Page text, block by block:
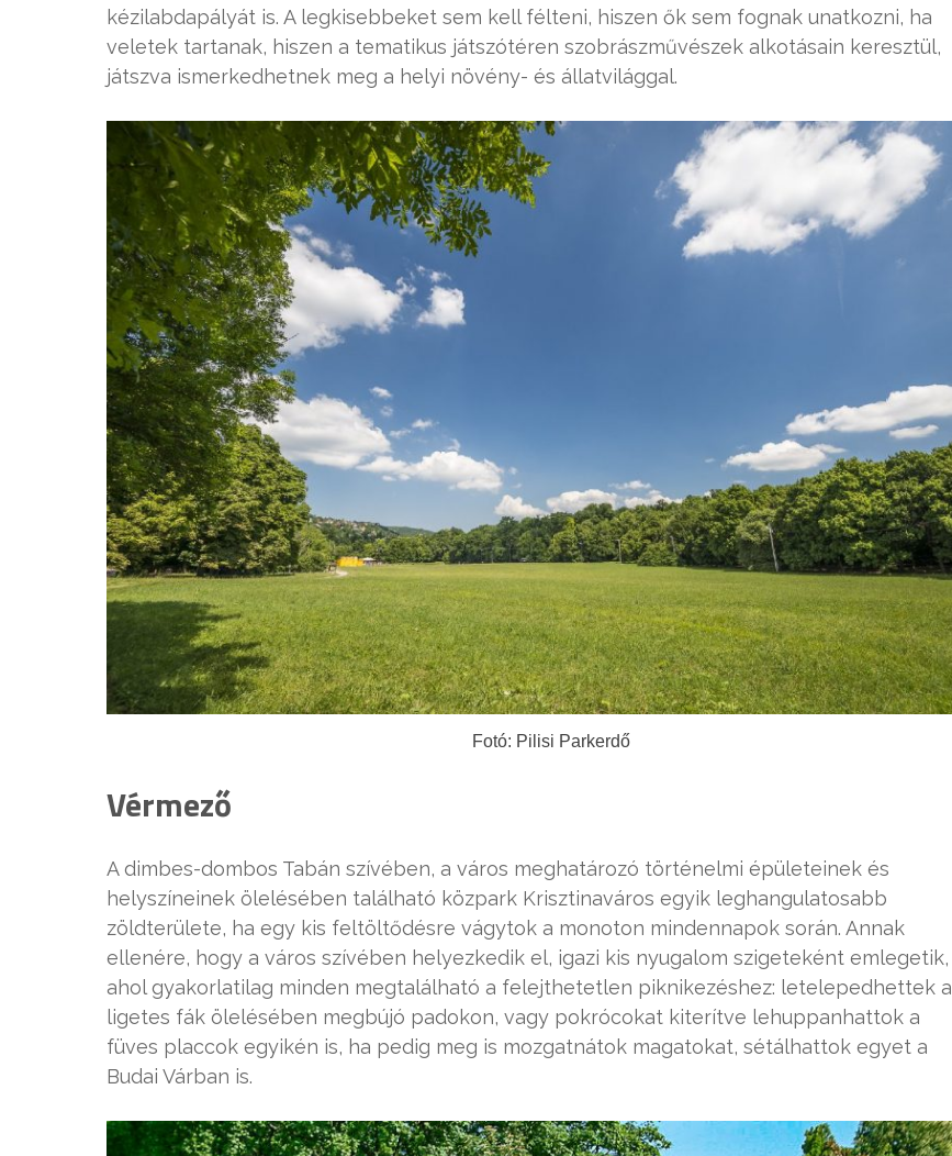
kézilabdapályát is. A legkisebbeket sem kell félteni, hiszen ők sem fognak unatkozni, ha
veletek tartanak, hiszen a tematikus játszótéren szobrászművészek alkotásain keresztül,
játszva ismerkedhetnek meg a helyi növény- és állatvilággal.
Fotó: Pilisi Parkerdő
Vérmező
A dimbes-dombos Tabán szívében, a város meghatározó történelmi épületeinek és
helyszíneinek ölelésében található közpark Krisztinaváros egyik leghangulatosabb
zöldterülete, ha egy kis feltöltődésre vágytok a monoton mindennapok során. Annak
ellenére, hogy a város szívében helyezkedik el, igazi kis nyugalom szigeteként emlegetik,
ahol gyakorlatilag minden megtalálható a felejthetetlen piknikezéshez: letelepedhettek a
ligetes fák ölelésében megbújó padokon, vagy pokrócokat kiterítve lehuppanhattok a
füves placcok egyikén is, ha pedig meg is mozgatnátok magatokat, sétálhattok egyet a
Budai Várban is.